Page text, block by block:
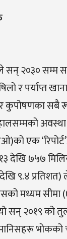
सन् २०३० सम्म
र पर्याप्त
र कुपोषणका सबै
एक
देखि ७५७
९.४ प्रतिशत)
मध्यम सीमा
सन् २०१९ को
भोकको